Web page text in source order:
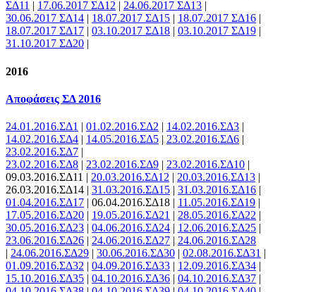
ΣΔ11 | 17.06.2017 ΣΔ12 | 24.06.2017 ΣΔ13 |
30.06.2017 ΣΔ14 | 18.07.2017 ΣΔ15 | 18.07.2017 ΣΔ16 |
18.07.2017 ΣΔ17 | 03.10.2017 ΣΔ18 | 03.10.2017 ΣΔ19 |
31.10.2017 ΣΔ20 |
2016
Αποφάσεις ΣΔ 2016
24.01.2016.ΣΔ1 | 01.02.2016.ΣΔ2 | 14.02.2016.ΣΔ3 |
14.02.2016.ΣΔ4 | 14.05.2016.ΣΔ5 | 23.02.2016.ΣΔ6 |
23.02.2016.ΣΔ7 |
23.02.2016.ΣΔ8 | 23.02.2016.ΣΔ9 | 23.02.2016.ΣΔ10 |
09.03.2016.ΣΔ11 | 20.03.2016.ΣΔ12 | 20.03.2016.ΣΔ13 |
26.03.2016.ΣΔ14 | 31.03.2016.ΣΔ15 | 31.03.2016.ΣΔ16 |
01.04.2016.ΣΔ17 | 06.04.2016.ΣΔ18 | 11.05.2016.ΣΔ19 |
17.05.2016.ΣΔ20 | 19.05.2016.ΣΔ21 | 28.05.2016.ΣΔ22 |
30.05.2016.ΣΔ23 | 04.06.2016.ΣΔ24 | 12.06.2016.ΣΔ25 |
23.06.2016.ΣΔ26 | 24.06.2016.ΣΔ27 | 24.06.2016.ΣΔ28
| 24.06.2016.ΣΔ29 | 30.06.2016.ΣΔ30 | 02.08.2016.ΣΔ31 |
01.09.2016.ΣΔ32 | 04.09.2016.ΣΔ33 | 12.09.2016.ΣΔ34 |
15.10.2016.ΣΔ35 | 04.10.2016.ΣΔ36 | 04.10.2016.ΣΔ37 |